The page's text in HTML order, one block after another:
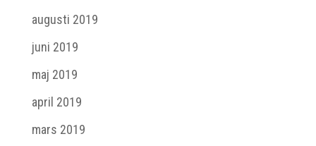
augusti 2019
juni 2019
maj 2019
april 2019
mars 2019